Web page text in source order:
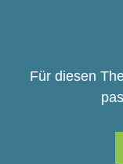
Für diesen